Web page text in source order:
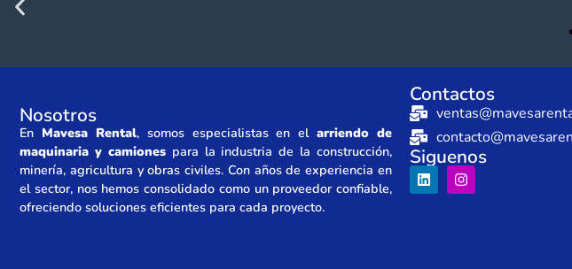
Nosotros
En Mavesa Rental, somos especialistas en elarriendo de
maquinaria y camionespara la industria de la construcción,
minería, agricultura y obras civiles. Con años de experiencia en
el sector, nos hemos consolidado como un proveedor confiable,
ofreciendo soluciones eficientes para cada proyecto.
Contactos
Siguenos